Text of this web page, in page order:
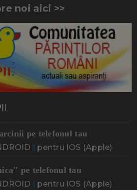
noi aici >>
pe telefonul tau
| pentru IOS (Apple)
pe telefonul tau
| pentru IOS (Apple)